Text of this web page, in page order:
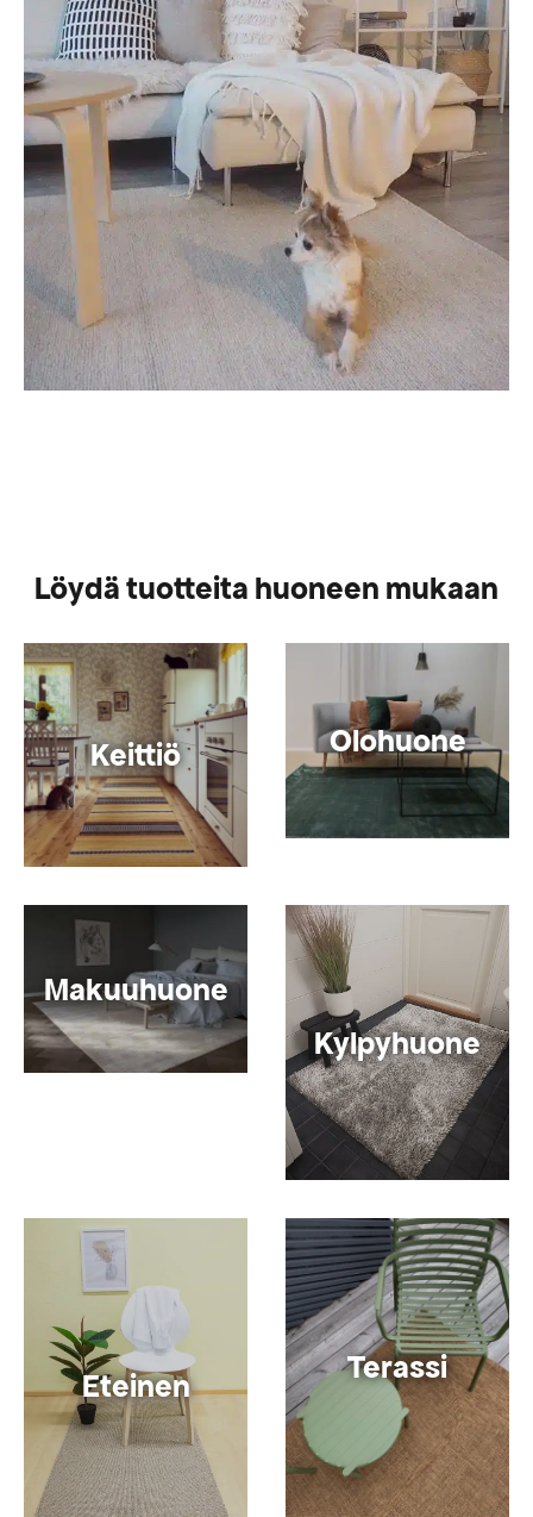
Löydä tuotteita huoneen mukaan
Keittiö Olohuone
Makuuhuone
Kylpyhuone
Eteinen Terassi